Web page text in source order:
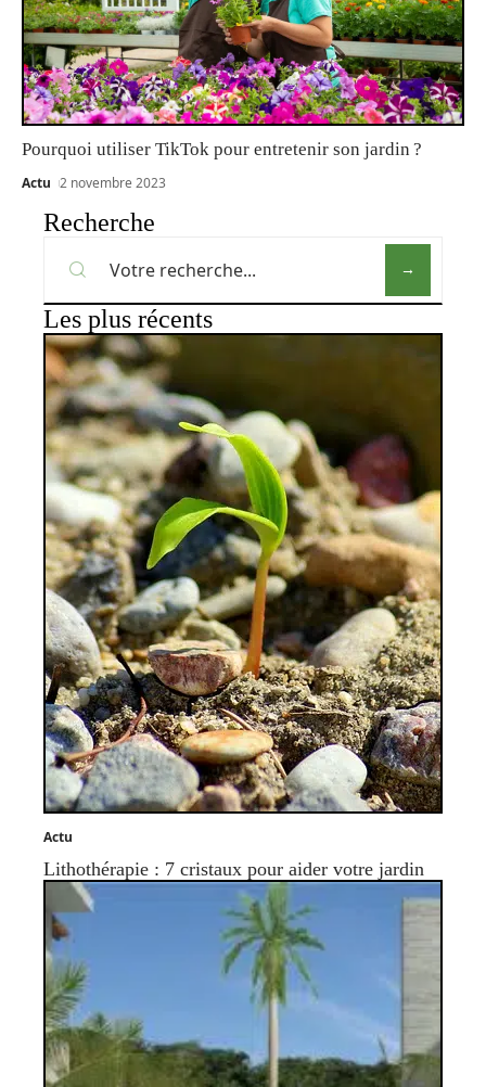
Pourquoi utiliser TikTok pour entretenir son jardin ?
Actu 2 novembre 2023
Recherche
Les plus récents
Actu
Lithothérapie : 7 cristaux pour aider votre jardin